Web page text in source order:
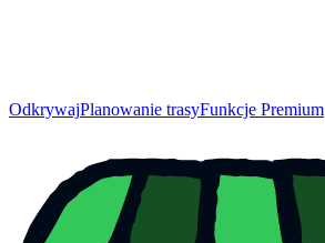
OdkrywajPlanowanie trasyFunkcje Premium